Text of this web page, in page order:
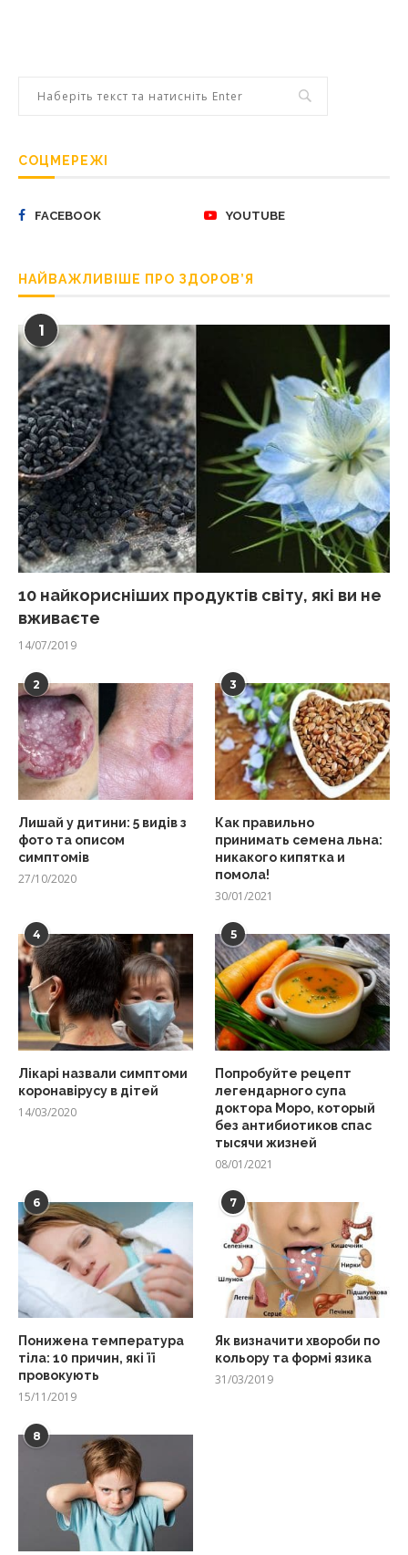
СОЦМЕРЕЖІ
FACEBOOK YOUTUBE
НАЙВАЖЛИВІШЕ ПРО ЗДОРОВ’Я
1
10 найкорисніших продуктів світу, які ви не
вживаєте
14/07/2019
2
Лишай у дитини: 5 видів з
фото та описом
симптомів
27/10/2020
3
Как правильно
принимать семена льна:
никакого кипятка и
помола!
30/01/2021
4
Лікарі назвали симптоми
коронавірусу в дітей
14/03/2020
5
Попробуйте рецепт
легендарного супа
доктора Моро, который
без антибиотиков спас
тысячи жизней
08/01/2021
6
Понижена температура
тіла: 10 причин, які її
провокують
15/11/2019
7
Як визначити хвороби по
кольору та формі язика
31/03/2019
8